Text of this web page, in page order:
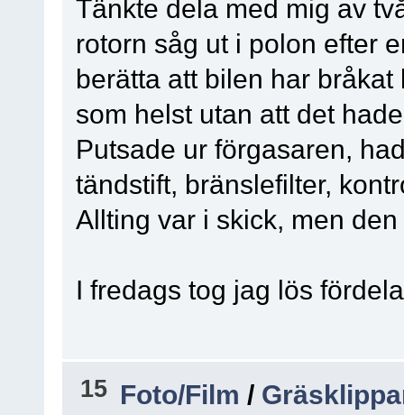
Tänkte dela med mig av
rotorn såg ut i polon efter
berätta att bilen har
som helst utan att det
Putsade ur förgasaren,
tändstift, bränslefilter,
Allting var i skick, men
I fredags tog jag lös
15 Foto/Film /